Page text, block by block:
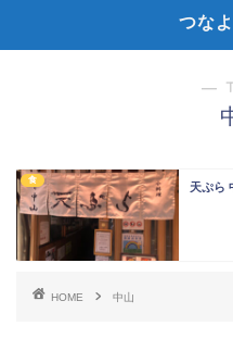
つな
―
食
天ぷら
HOME 中山